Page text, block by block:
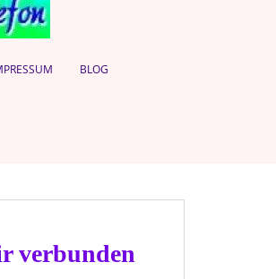
BLOG
verbunden